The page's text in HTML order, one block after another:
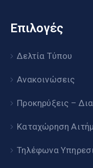
Επιλογές
Δελτία Τύπου
Ανακοινώσεις
Προκηρύξεις –
Καταχώρηση
Τηλέφωνα